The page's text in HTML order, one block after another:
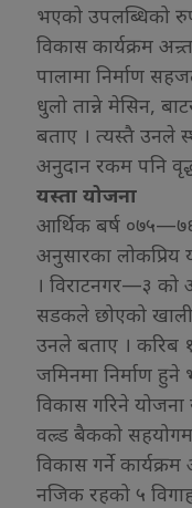
भएको उपलब्धिको
विकास कार्यक्रम
पालामा निर्माण
धुलो तान्ने मेसिन,
बताए । त्यस्तै उनले
अनुदान रकम पनि
यस्ता योजना
आर्थिक बर्ष
अनुसारका लोकप्रिय
। विराटनगर—३
सडकले छोएको खाली
उनले बताए । करिब १
जमिनमा निर्माण
विकास गरिने
वल्र्ड बैकको
विकास गर्ने
नजिक रहको ५